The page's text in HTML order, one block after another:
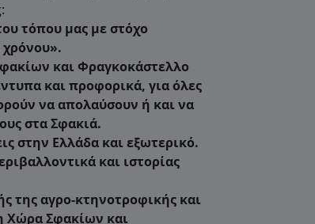
τόπου μας με στόχο
χρόνου».
και Φραγκοκάστελλο
και προφορικά, για όλες
να απολαύσουν ή και να
στα Σφακιά.
στην Ελλάδα και εξωτερικό.
και ιστορίας
της αγρο-κτηνοτροφικής και
Χώρα Σφακίων και